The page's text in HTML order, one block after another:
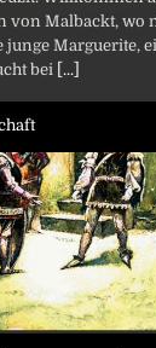
von Malbackt, wo
junge Marguerite,
bei [...]